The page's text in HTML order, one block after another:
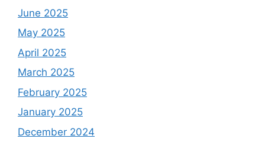
June 2025
May 2025
April 2025
March 2025
February 2025
January 2025
December 2024